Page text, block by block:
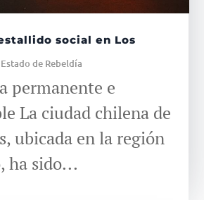
social en Los
Estado de Rebeldía
permanente e
La ciudad chilena de
ubicada en la región
ha sido...